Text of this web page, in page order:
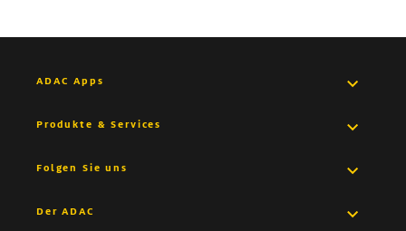
ADAC Apps
Pannenhilfe App
Trips App
Produkte & Services
Versicherungen
Folgen Sie uns
Facebook
Der ADAC